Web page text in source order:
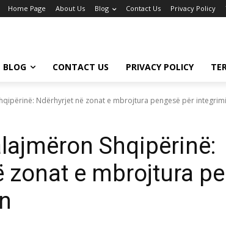
Home Page About Us Blog Contact Us Privacy Policy
BLOG CONTACT US PRIVACY POLICY
Ndërhyrjet në zonat e mbrojtura pengesë për
Shqipërinë:
zonat e mbrojtura